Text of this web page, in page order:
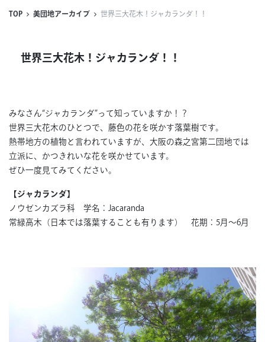
TOP 美団地アーカイブ 世界三大花木！ジャカランダ！！
世界三大花木！ジャカランダ！！
みなさん“ジャカランダ”って知っていますか！？
世界三大花木のひとつで、藤色の花を咲かす落葉樹です。
熱帯地方の植物と言われていますが、大阪の森之宮第二団地では
立派に、かつきれいな花を咲かせています。
ぜひ一度見てみてください。
【ジャカランダ】
ノウゼンカズラ科 学名：Jacaranda
常緑高木（日本では落葉することも有ります） 花期：5月～6月